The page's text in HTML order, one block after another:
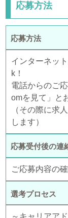
応募方法
応募方法
インターネッ
k！
電話からのご
omを見て」と
（その際に求
します）
応募受付後の連
ご応募内容の
選考プロセス